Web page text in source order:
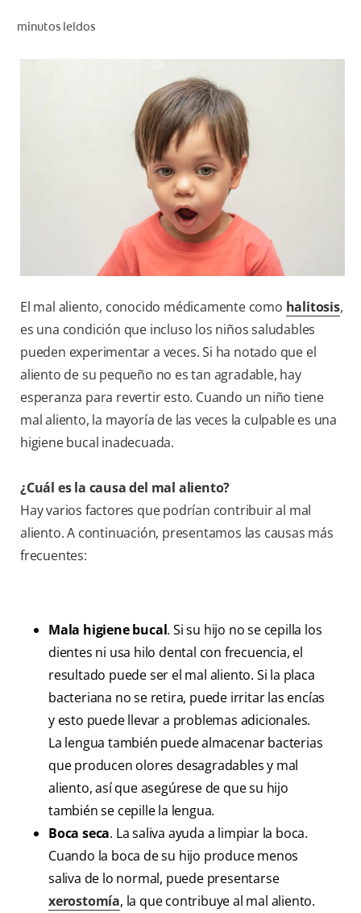
PARA PROFESIONALES
DÓNDE COMPRAR
SUSCRÍBETE
minutos leídos
El mal aliento, conocido médicamente como halitosis,
es una condición que incluso los niños saludables
pueden experimentar a veces. Si ha notado que el
aliento de su pequeño no es tan agradable, hay
esperanza para revertir esto. Cuando un niño tiene
mal aliento, la mayoría de las veces la culpable es una
higiene bucal inadecuada.
¿Cuál es la causa del mal aliento?
Hay varios factores que podrían contribuir al mal
aliento. A continuación, presentamos las causas más
frecuentes:
Mala higiene bucal. Si su hijo no se cepilla los
dientes ni usa hilo dental con frecuencia, el
resultado puede ser el mal aliento. Si la placa
bacteriana no se retira, puede irritar las encías
y esto puede llevar a problemas adicionales.
La lengua también puede almacenar bacterias
que producen olores desagradables y mal
aliento, así que asegúrese de que su hijo
también se cepille la lengua.
Boca seca. La saliva ayuda a limpiar la boca.
Cuando la boca de su hijo produce menos
saliva de lo normal, puede presentarse
xerostomía, la que contribuye al mal aliento.